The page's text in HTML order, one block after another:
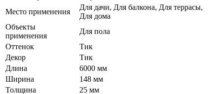
Место применения
Для дачи, Для балкона, Для террасы,
Для дома
Объекты
применения
Для пола
Оттенок
Тик
Декор
Тик
Длина
6000 мм
Ширина
148 мм
Толщина
25 мм